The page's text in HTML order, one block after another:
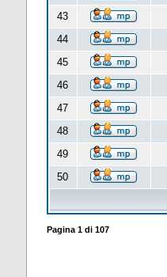
43
44
45
46
47
48
49
50
Pagina 1di 107